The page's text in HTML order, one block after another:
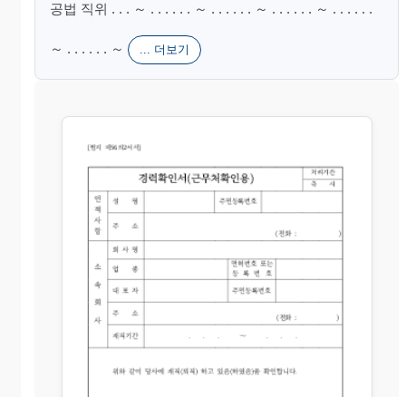
공법 직위 . . . ～ . . . . . . ～ . . . . . . ～ . . . . . . ～ . . . . . .
～ . . . . . . ～ ... 더보기